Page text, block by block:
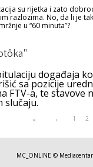
su rijetka i zato
razlozima. No, da li je
u “60 minuta”?
događaja
sa pozicije
FTV-a, te stavove
slučaju.
« ‹ 1 2
MC_ONLINE ©